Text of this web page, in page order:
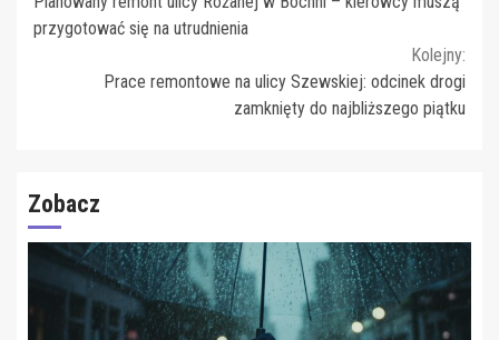
Reading
przygotować się na utrudnienia
Kolejny:
Prace remontowe na ulicy Szewskiej: odcinek drogi
zamknięty do najbliższego piątku
Zobacz